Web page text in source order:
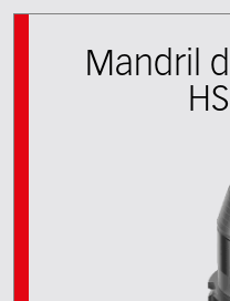
Mandril